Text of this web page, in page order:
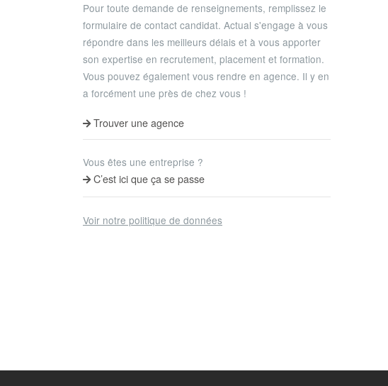
Pour toute demande de renseignements, remplissez le
formulaire de contact candidat. Actual s'engage à vous
répondre dans les meilleurs délais et à vous apporter
son expertise en recrutement, placement et formation.
Vous pouvez également vous rendre en agence. Il y en
a forcément une près de chez vous !
Trouver une agence
Vous êtes une entreprise ?
C’est ici que ça se passe
Voir notre politique de données